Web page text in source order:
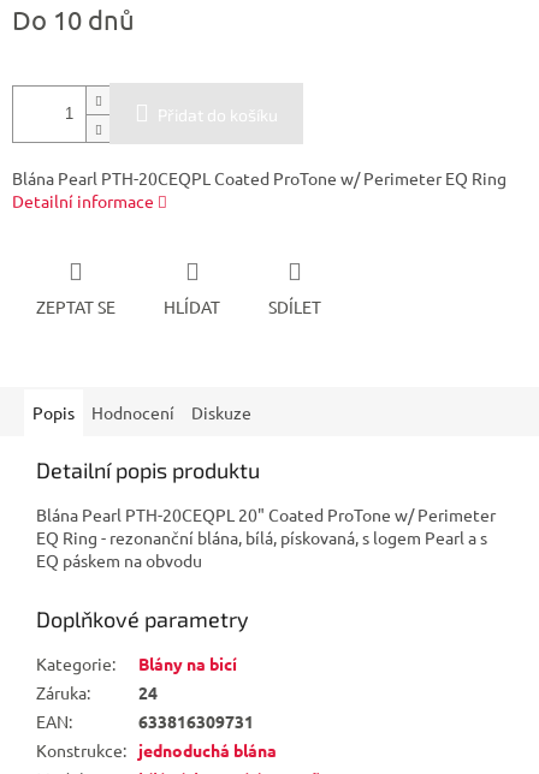
cena:
Do 10 dnů
Přidat do košíku
Blána Pearl PTH-20CEQPL Coated ProTone w/ Perimeter EQ Ring
Detailní informace
ZEPTAT SE HLÍDAT SDÍLET
Popis Hodnocení Diskuze
Detailní popis produktu
Blána Pearl PTH-20CEQPL 20" Coated ProTone w/ Perimeter
EQ Ring - rezonanční blána, bílá, pískovaná, s logem Pearl a s
EQ páskem na obvodu
Doplňkové parametry
Kategorie:
Blány na bicí
Záruka:
24
EAN:
633816309731
Konstrukce:
jednoduchá blána